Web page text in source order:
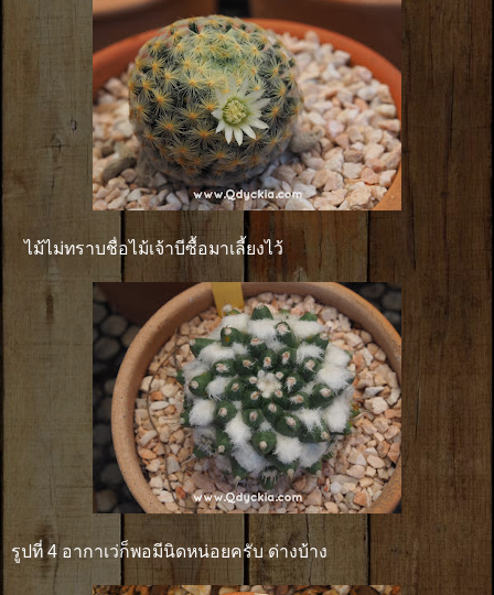
ไม้ไม่ทราบชื่อไม้เจ้าบีซื้อมาเลี้ยงไว้
รูปที่ 4 อากาเว่ก็พอมีนิดหน่อยครับ ด่างบ้าง